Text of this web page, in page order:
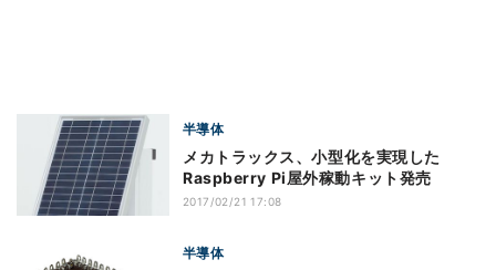
半導体
メカトラックス、小型化を実現した
Raspberry Pi屋外稼動キット発売
2017/02/21 17:08
半導体